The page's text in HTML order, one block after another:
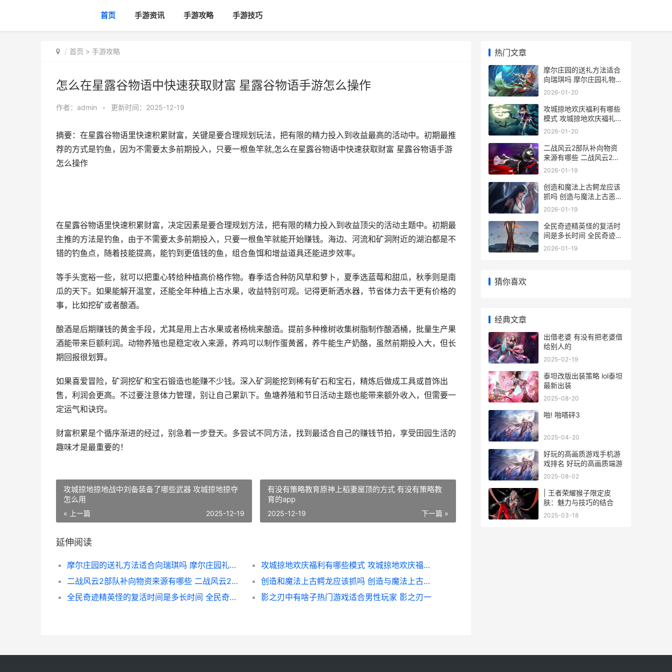
首页 手游资讯 手游攻略 手游技巧
首页 > 手游攻略
怎么在星露谷物语中快速获取财富 星露谷物语手游怎么操作
作者： admin • 更新时间：2025-12-19
摘要：在星露谷物语里快速积累财富，关键是要合理规划玩法，把有限的精力投入到收益最高的活动中。初期最推
荐的方式是钓鱼，因为不需要太多前期投入，只要一根鱼竿就,怎么在星露谷物语中快速获取财富 星露谷物语手游
怎么操作
在星露谷物语里快速积累财富，决定因素是要合理规划方法，把有限的精力投入到收益顶尖的活动主题中。初期最
主推的方法是钓鱼，由于不需要太多前期投入，只要一根鱼竿就能开始赚钱。海边、河流和矿洞附近的湖泊都是不
错的钓鱼点，随着技能提高，能钓到更值钱的鱼，组合鱼饵和增益道具还能进步效率。
等手头宽裕一些，就可以把重心转给种植高价格作物。春季适合种防风草和萝卜，夏季选蓝莓和甜瓜，秋季则是南
瓜的天下。如果能解开温室，还能全年种植上古水果，收益特别可观。记得更新洒水器，节省体力去干更有价格的
事，比如挖矿或者酿酒。
酿酒是后期赚钱的黄金手段，尤其是用上古水果或者杨桃来酿造。提前多种橡树收集树脂制作酿酒桶，批量生产果
酒能带来巨额利润。动物养殖也是稳定收入来源，养鸡可以制作蛋黄酱，养牛能生产奶酪，虽然前期投入大，但长
期回报很划算。
如果喜爱冒险，矿洞挖矿和宝石锻造也能赚不少钱。深入矿洞能挖到稀有矿石和宝石，精炼后做成工具或首饰出
售，利润会更高。不过要注意体力管理，别让自己累趴下。鱼塘养殖和节日活动主题也能带来额外收入，但需要一
定运气和诀窍。
财富积累是个循序渐进的经过，别急着一步登天。多尝试不同方法，找到最适合自己的赚钱节拍，享受田园生活的
趣味才是最重要的！
攻城掠地掠地战中刘备装备了哪些武器 攻城掠地掠夺
怎么用
« 上一篇 2025-12-19
有没有策略教育原神上稻妻屋顶的方式 有没有策略教
育的app
下一篇 »
2025-12-19
延伸阅读
摩尔庄园的送礼方法适合向瑞琪吗 摩尔庄园礼物送给谁
攻城掠地欢庆福利有哪些模式 攻城掠地欢庆福礼拿水镜注解
二战风云2部队补向物资来源有哪些 二战风云2部队上限最高是多少
创造和魔法上古鳄龙应该抓吗 创造与魔法上古恶龙在哪?上古恶龙位置饲料介绍
全民奇迹精英怪的复活时间是多长时间 全民奇迹精灵精华是干嘛的
影之刃中有啥子热门游戏适合男性玩家 影之刃一
热门文章
摩尔庄园的送礼方法适合
向瑞琪吗 摩尔庄园礼物送
给谁
2026-01-20
攻城掠地欢庆福利有哪些
模式 攻城掠地欢庆福礼拿
水镜注解
2026-01-20
二战风云2部队补向物资
来源有哪些 二战风云2部
队上限最高是多少
2026-01-19
创造和魔法上古鳄龙应该
抓吗 创造与魔法上古恶龙
在哪?上古恶龙位置饲料
2026-01-19
全民奇迹精英怪的复活时
间是多长时间 全民奇迹精
灵精华是干嘛的
2026-01-19
猜你喜欢
经典文章
出借老婆 有没有把老婆借
给别人的
2025-02-19
泰坦改版出装策略 lol泰坦
最新出装
2025-08-20
啪! 啪嗒砰3
2025-04-20
好玩的高画质游戏手机游
戏排名 好玩的高画质端游
2025-08-02
| 王者荣耀猴子限定皮
肤：魅力与技巧的结合
2025-03-18